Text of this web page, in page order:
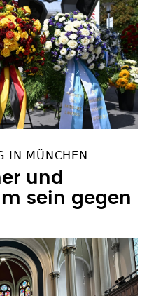
IN MÜNCHEN
und
sein gegen